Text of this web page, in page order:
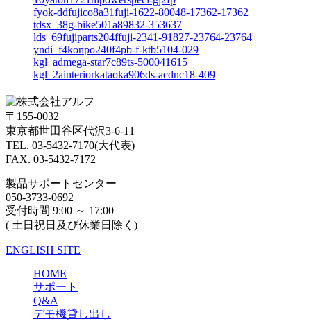
fyok-ddfujico8a31fuji-1622-80048-17362-17362
tdsx_38g-bike501a89832-353637
lds_69fujiparts204ffuji-2341-91827-23764-23764
yndi_f4konpo240f4pb-f-ktb5104-029
kgl_admega-star7c89ts-500041615
kgl_2ainteriorkataoka906ds-acdnc18-409
〒155-0032
東京都世田谷区代沢3-6-11
TEL. 03-5432-7170(大代表)
FAX. 03-5432-7172
製品サポートセンター
050-3733-0692
受付時間 9:00 ～ 17:00
( 土日祝日及び休業日除く)
ENGLISH SITE
HOME
サポート
Q&A
デモ機貸し出し